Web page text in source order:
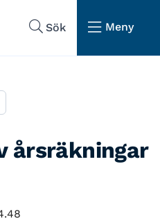
Sök
Meny
årsräkningar